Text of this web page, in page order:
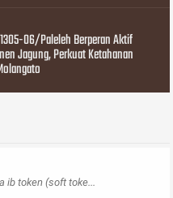
06/Paleleh Berperan Aktif
Jagung, Perkuat Ketahanan
token (soft toke...